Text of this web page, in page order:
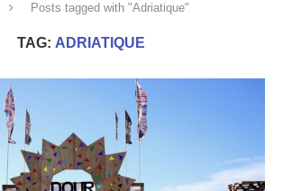
Posts tagged with "Adriatique"
TAG: ADRIATIQUE